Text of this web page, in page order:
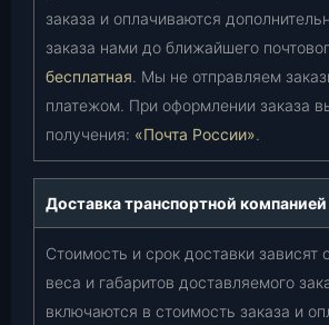
заказа и оплачиваются
заказа нами до ближайшего
бесплатная. Мы не отправляем
платежом. При оформлении заказа
получения: «Почта России».
Доставка транспортной компанией
Стоимость и срок доставки зависят
веса и габаритов доставляемого
включаются в стоимость заказа и